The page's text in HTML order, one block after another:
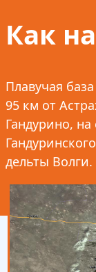
Как
Плавучая
95 км от
Гандурино,
дельты Волги.